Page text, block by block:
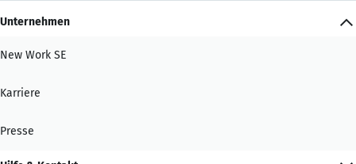
Unternehmen
New Work SE
Karriere
Presse